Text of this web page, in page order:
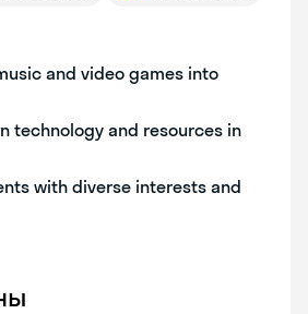
and video games into
technology and resources in
with diverse interests and